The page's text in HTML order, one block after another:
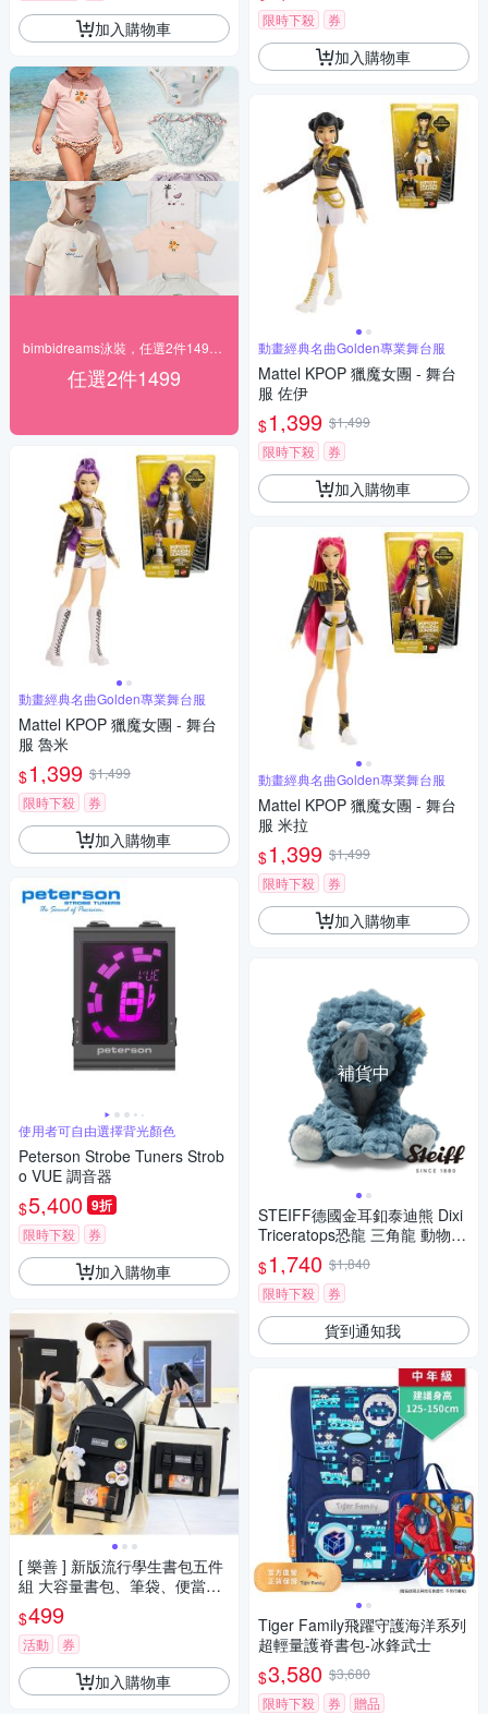
加入購物車
任選2件1499
動畫經典名曲Golden專業舞台服
Mattel KPOP 獵魔女團 - 舞台
服 魯米
$1,399 $1,499
限時下殺
券
加入購物車
使用者可自由選擇背光顏色
Peterson Strobe Tuners Strob
o VUE 調音器
$5,400 9折
限時下殺 券
加入購物車
[ 樂善 ] 新版流行學生書包五件
組 大容量書包、筆袋、便當
袋、作業袋、零錢袋
$499
活動 券
加入購物車
限時下殺 券
加入購物車
動畫經典名曲Golden專業舞台服
Mattel KPOP 獵魔女團 - 舞台
服 佐伊
$1,399 $1,499
限時下殺
券
加入購物車
動畫經典名曲Golden專業舞台服
Mattel KPOP 獵魔女團 - 舞台
服 米拉
$1,399 $1,499
限時下殺
券
加入購物車
補貨中
STEIFF德國金耳釦泰迪熊 Dixi
Triceratops恐龍 三角龍 動物王
國_黃標
$1,740 $1,840
限時下殺
券
貨到通知我
Tiger Family飛躍守護海洋系列
超輕量護脊書包-冰鋒武士
$3,580 $3,680
限時下殺
券 贈品